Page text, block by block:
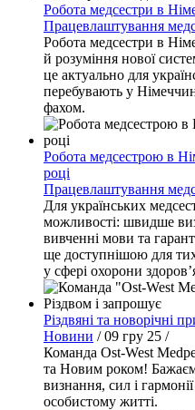
Робота медсестри в
Працевлаштування
Робота медсестри в
й розуміння нової
це актуально для
перебувають у
фахом.
Робота медсестрою в
році
Працевлаштування
Для українських
можливості: швидше
вивченні мови та
ще доступнішою для
у сфері охорони
Різдвяні та новорічні
Новини /09 гру 25 /
Команда Ost-West
та Новим роком!
визнання, сил і
особистому житті.